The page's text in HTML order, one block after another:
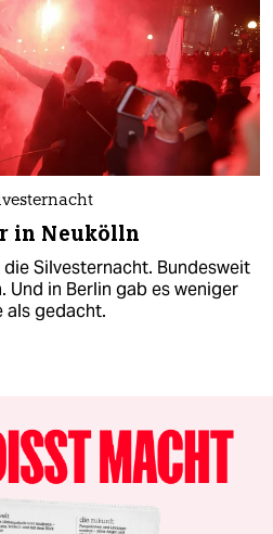
in Neukölln
Silvesternacht. Bundesweit
Und in Berlin gab es weniger
als gedacht.